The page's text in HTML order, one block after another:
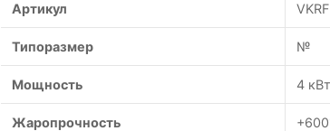
Артикул
Типоразмер №
Мощность 4 кВт
Жаропрочность